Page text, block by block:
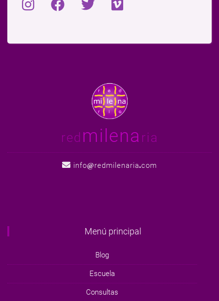
red milena ria
info redmilenaria com
Menú principal
Blog
Escuela
Consultas